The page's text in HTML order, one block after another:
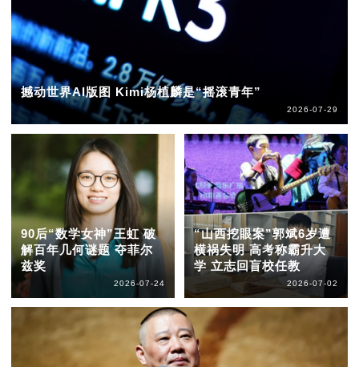
撼动世界AI版图 Kimi杨植麟是“摇滚青年”
2026-07-29
90后“数学女神”王虹 破
解百年几何谜题 夺菲尔
兹奖
2026-07-24
“山西挖眼案”郭斌6岁遭
横祸失明 高考称霸升大
学 立志回盲校任教
2026-07-02